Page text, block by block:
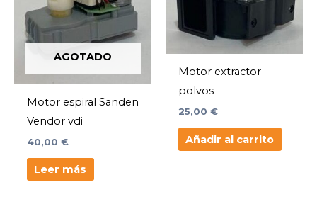
AGOTADO
Motor espiral Sanden
Vendor vdi
40,00 €
Leer más
Motor extractor
polvos
25,00 €
Añadir al carrito